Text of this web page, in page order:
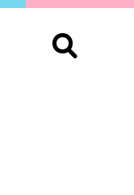
Buscar: